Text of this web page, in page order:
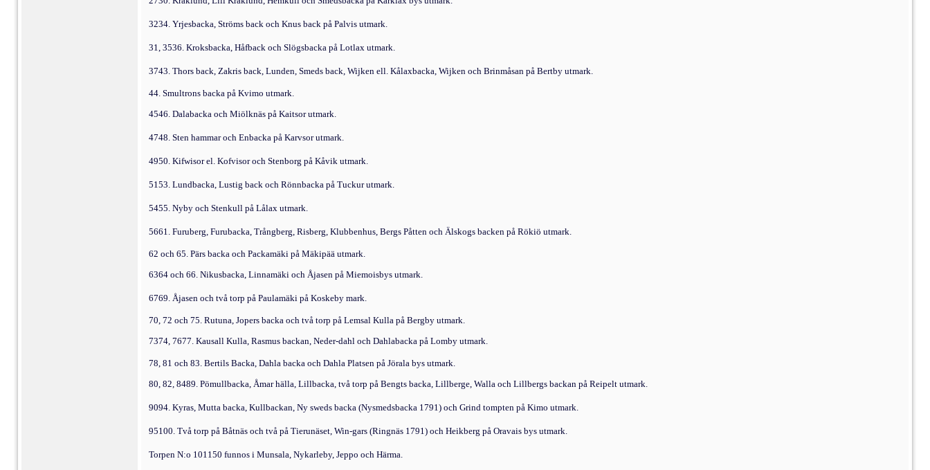
3234. Yrjesbacka, Ströms back och Knus back på Palvis utmark.
31, 3536. Kroksbacka, Håfback och Slögsbacka på Lotlax utmark.
3743. Thors back, Zakris back, Lunden, Smeds back, Wijken ell. Kålaxbacka, Wijken och Brinmåsan på Bertby utmark.
44. Smultrons backa på Kvimo utmark.
4546. Dalabacka och Miölknäs på Kaitsor utmark.
4748. Sten hammar och Enbacka på Karvsor utmark.
4950. Kifwisor el. Kofvisor och Stenborg på Kåvik ut­mark.
5153. Lundbacka, Lustig back och Rönnbacka på Tuckur utmark.
5455. Nyby och Stenkull på Lålax utmark.
5661. Furuberg, Furubacka, Trångberg, Risberg, Klubbenhus, Bergs Påtten och Älskogs backen på Rökiö utmark.
62 och 65. Pärs backa och Packamäki på Mäkipää ut­mark.
6364 och 66. Nikusbacka, Linnamäki och Åjasen på Miemoisbys utmark.
6769. Åjasen och två torp på Paulamäki på Koskeby mark.
70, 72 och 75. Rutuna, Jopers backa och två torp på Lemsal Kulla på Bergby utmark.
7374, 7677. Kausall Kulla, Rasmus backan, Neder-dahl och Dahlabacka på Lomby utmark.
78, 81 och 83. Bertils Backa, Dahla backa och Dahla Platsen på Jörala bys utmark.
80, 82, 8489. Pömullbacka, Åmar hälla, Lillbacka, två torp på Bengts backa, Lillberge, Walla och Lillbergs bac­kan på Reipelt utmark.
9094. Kyras, Mutta backa, Kullbackan, Ny sweds backa (Nysmedsbacka 1791) och Grind tompten på Kimo utmark.
95100. Två torp på Båtnäs och två på Tierunäset, Win-gars (Ringnäs 1791) och Heikberg på Oravais bys utmark.
Torpen N:o 101150 funnos i Munsala, Nykarleby, Jeppo och Härma.